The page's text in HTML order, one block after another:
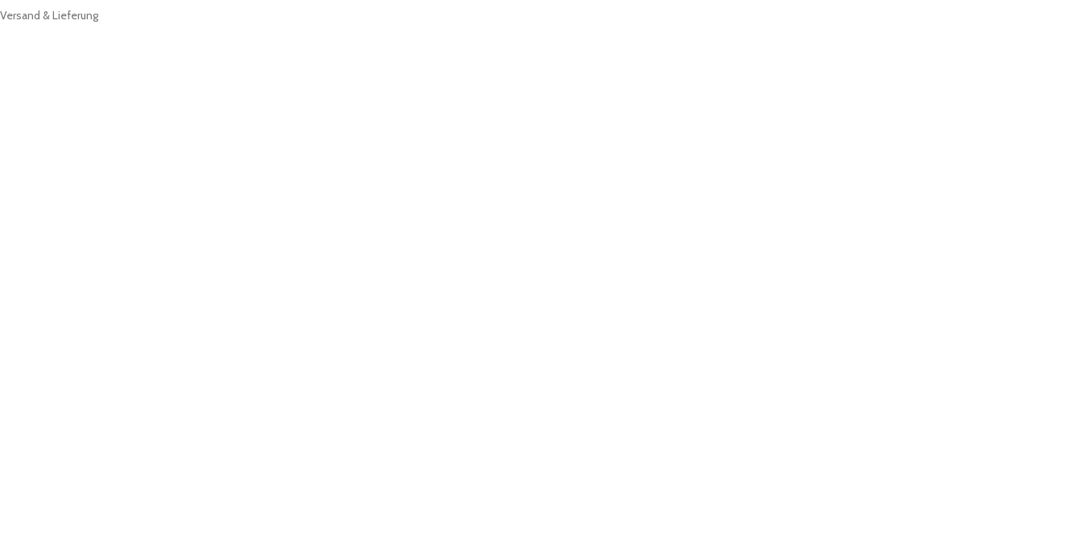
Versand & Lieferung